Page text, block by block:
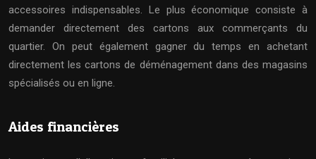
accessoires indispensables. Le plus économique consiste à
demander directement des cartons aux commerçants du
quartier. On peut également gagner du temps en achetant
directement les cartons de déménagement dans des magasins
spécialisés ou en ligne.
Aides financières